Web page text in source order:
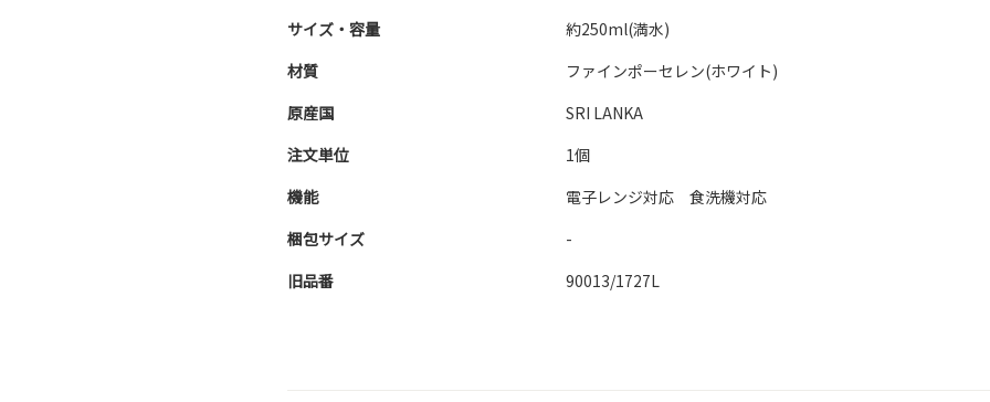
サイズ・容量
約250ml(満水)
材質
ファインポーセレン(ホワイト)
原産国
SRI LANKA
注文単位
1個
機能
電子レンジ対応 食洗機対応
梱包サイズ
-
旧品番
90013/1727L